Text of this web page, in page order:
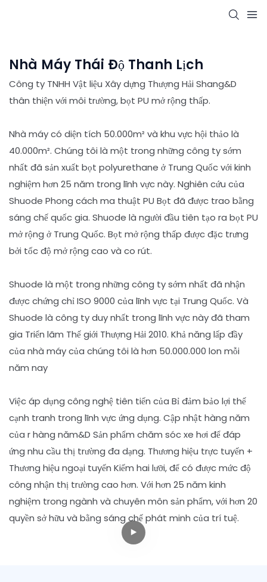
Nhà Máy Thái Độ Thanh Lịch
Công ty TNHH Vật liệu Xây dựng Thượng Hải Shang&D
thân thiện với môi trường, bọt PU mở rộng thấp.
Nhà máy có diện tích 50.000m² và khu vực hội thảo là
40.000m². Chúng tôi là một trong những công ty sớm
nhất đã sản xuất bọt polyurethane ở Trung Quốc với kinh
nghiệm hơn 25 năm trong lĩnh vực này. Nghiên cứu của
Shuode Phong cách ma thuật PU Bọt đã được trao bằng
sáng chế quốc gia. Shuode là người đầu tiên tạo ra bọt PU
mở rộng ở Trung Quốc. Bọt mở rộng thấp được đặc trưng
bởi tốc độ mở rộng cao và co rút.
Shuode là một trong những công ty sớm nhất đã nhận
được chứng chỉ ISO 9000 của lĩnh vực tại Trung Quốc. Và
Shuode là công ty duy nhất trong lĩnh vực này đã tham
gia Triển lãm Thế giới Thượng Hải 2010. Khả năng lấp đầy
của nhà máy của chúng tôi là hơn 50.000.000 lon mỗi
năm nay
Việc áp dụng công nghệ tiên tiến của Bỉ đảm bảo lợi thế
cạnh tranh trong lĩnh vực ứng dụng. Cập nhật hàng năm
của r hàng năm&D Sản phẩm chăm sóc xe hơi để đáp
ứng nhu cầu thị trường đa dạng. Thương hiệu trực tuyến +
Thương hiệu ngoại tuyến Kiếm hai lưỡi, để có được mức độ
công nhận thị trường cao hơn. Với hơn 25 năm kinh
nghiệm trong ngành và chuyên môn sản phẩm, với hơn 20
quyền sở hữu và bằng sáng chế phát minh của trí tuệ.